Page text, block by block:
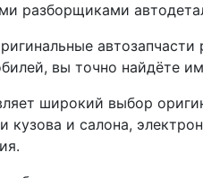
разборщиками
вы точно найдёте
широкий выбор
кузова и салона,